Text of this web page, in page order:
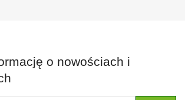
o nowościach i